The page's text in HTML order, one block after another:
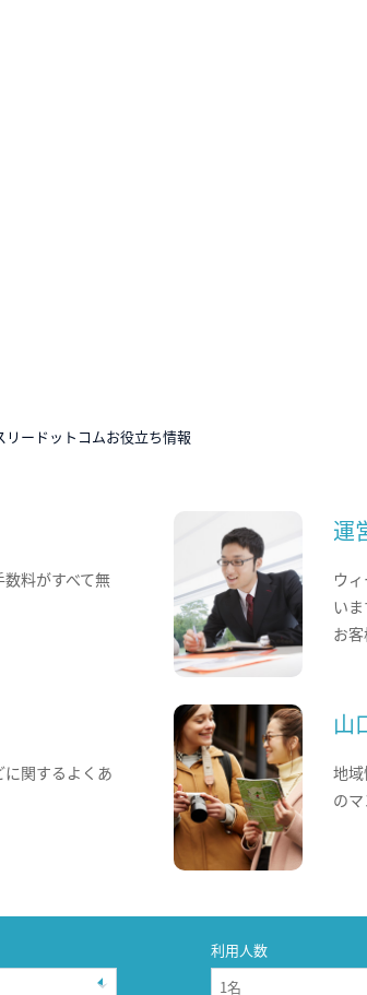
リードットコムお役立ち情報
料がすべて無
運
ウ
いま
お
関するよくあ
山
地
の
利用人数